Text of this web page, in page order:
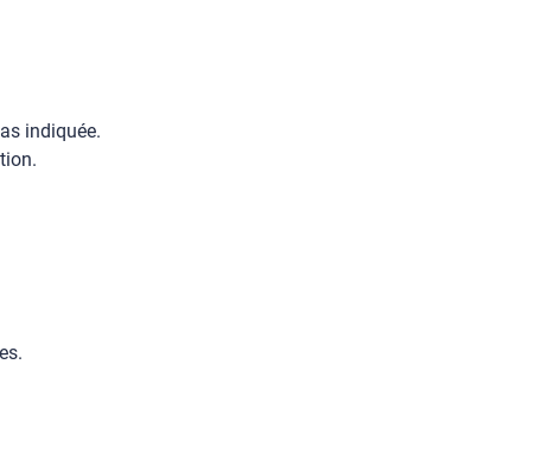
indiquée.